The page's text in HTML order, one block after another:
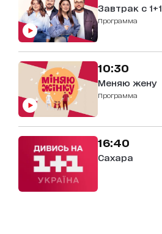
Завтрак с 1+1
Программа
10:30
Меняю жену
Программа
16:40
Сахара